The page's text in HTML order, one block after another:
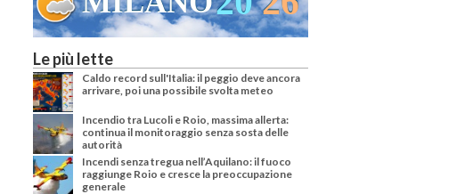
Le più lette
Caldo record sull'Italia: il peggio deve ancora
arrivare, poi una possibile svolta meteo
Incendio tra Lucoli e Roio, massima allerta:
continua il monitoraggio senza sosta delle
autorità
Incendi senza tregua nell’Aquilano: il fuoco
raggiunge Roio e cresce la preoccupazione
generale